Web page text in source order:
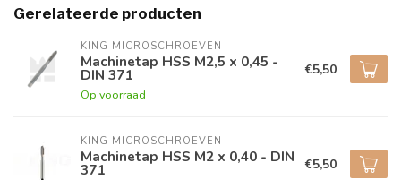
Gerelateerde producten
KING MICROSCHROEVEN
Machinetap HSS M2,5 x 0,45 -
DIN 371
Op voorraad
€5,50
KING MICROSCHROEVEN
Machinetap HSS M2 x 0,40 - DIN
371 €5,50